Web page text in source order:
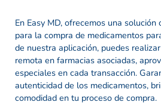
En Easy MD, ofrecemos una
para la compra de medicamentos
de nuestra aplicación, puedes
remota en farmacias asociadas,
especiales en cada transacción.
autenticidad de los medicamentos,
comodidad en tu proceso de compra.